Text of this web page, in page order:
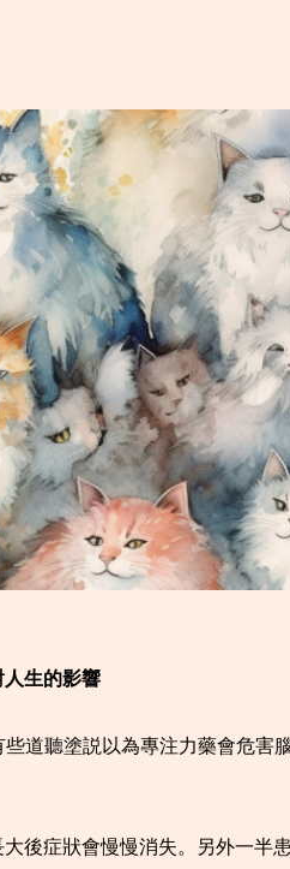
生的影響
道聽塗説以為專注力藥會危害
後症狀會慢慢消失。另外一半